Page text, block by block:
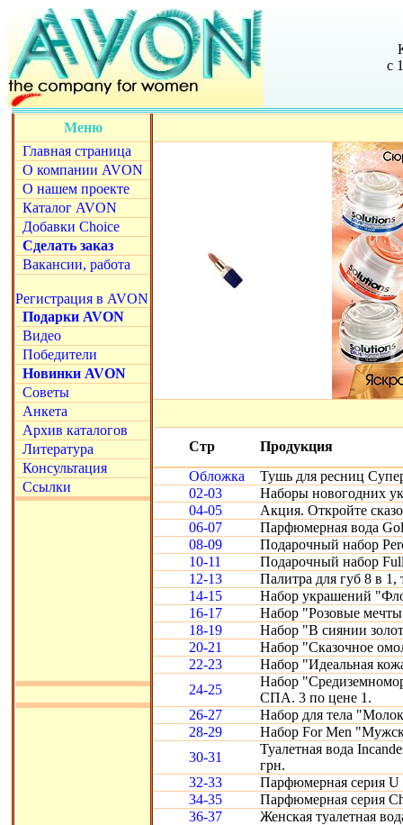
с
Меню
Главная страница
О компании AVON
О нашем проекте
Каталог AVON
Добавки Choice
Сделать заказ
Вакансии, работа
Регистрация в AVON
Подарки AVON
Видео
Победители
Новинки AVON
Советы
Анкета
Архив каталогов
Литература
Консультация
Ссылки
Стр
Продукция
Обложка
Тушь для ресниц
02-03
Наборы новогодних
04-05
Акция. Откройте
06-07
Парфюмерная вода
08-09
Подарочный набор
10-11
Подарочный набор
12-13
Палитра для губ 8 в 1,
14-15
Набор украшений
16-17
Набор "Розовые
18-19
Набор "В сиянии
20-21
Набор "Сказочное
22-23
Набор "Идеальная
24-25
Набор
СПА. 3 по цене 1.
26-27
Набор для тела
28-29
Набор For Men
30-31
Туалетная вода
грн.
32-33
Парфюмерная серия U
34-35
Парфюмерная серия
36-37
Женская туалетная